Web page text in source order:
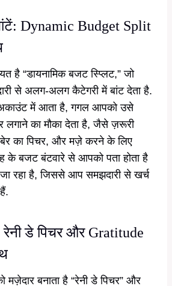
बांटें: Dynamic Budget Split
है “डायनामिक बजट स्प्लिट,” जो
से अलग-अलग कैटेगरी में बांट देता है.
में आता है, गगल आपको उसे
का मौका देता है, जैसे ज़रूरी
का पिचर, और मज़े करने के लिए
के बजट बंटवारे से आपको पता होता है
रहा है, जिससे आप समझदारी से खर्च
डे पिचर और Gratitude
बनाता है “रेनी डे पिचर” और